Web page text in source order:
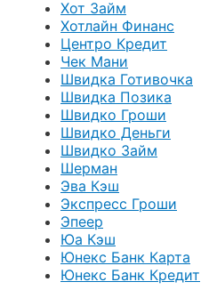
Хот Займ
Хотлайн Финанс
Центро Кредит
Чек Мани
Швидка Готивочка
Швидка Позика
Швидко Гроши
Швидко Деньги
Швидко Займ
Шерман
Эва Кэш
Экспресс Гроши
Эпеер
Юа Кэш
Юнекс Банк Карта
Юнекс Банк Кредит